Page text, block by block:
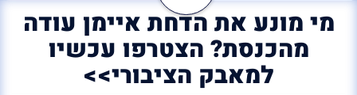
מי מונע את הדחת איימן עודה
מהכנסת? הצטרפו עכשיו
למאבק הציבורי>>